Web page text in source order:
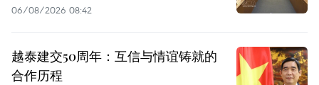
06/08/2026 08:42
越泰建交50周年：互信与情谊铸就的
合作历程